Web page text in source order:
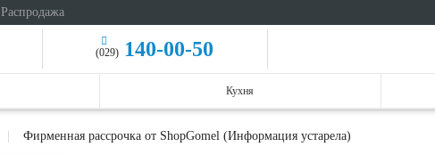
Распродажа
(029) 140-00-50
Кухня
Фирменная рассрочка от ShopGomel (Информация устарела)